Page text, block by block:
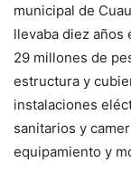
municipal de
llevaba diez años
29 millones de
estructura y
instalaciones
sanitarios y
equipamiento y